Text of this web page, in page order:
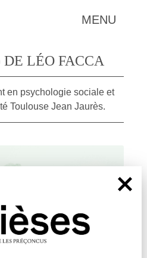
MENU
LÉO FACCA
en psychologie sociale et
Toulouse Jean Jaurès.